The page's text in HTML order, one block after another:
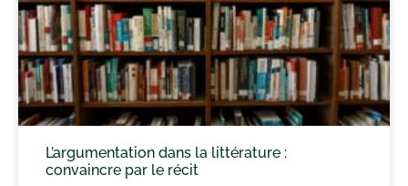
L’argumentation dans la littérature :
convaincre par le récit